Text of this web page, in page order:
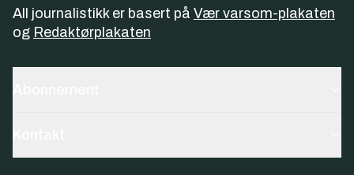
All journalistikk er basert på Vær varsom-plakaten
og Redaktørplakaten